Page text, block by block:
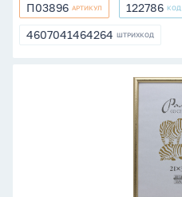
П03896
П03896 АРТИКУЛ 122786
122786 КОД
4607041464264
4607041464264 ШТРИХКОД